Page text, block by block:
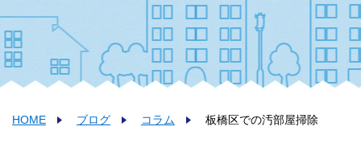
HOME ブログ コラム 板橋区での汚部屋掃除